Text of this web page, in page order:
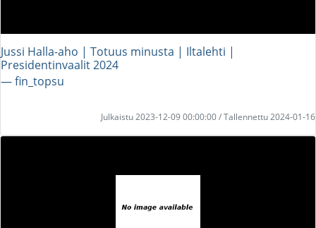
Jussi Halla-aho | Totuus minusta | Iltalehti |
Presidentinvaalit 2024
― fin_topsu
Julkaistu 2023-12-09 00:00:00 / Tallennettu 2024-01-16